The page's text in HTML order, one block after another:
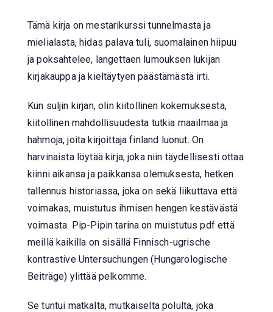
Tämä kirja on mestarikurssi tunnelmasta ja
mielialasta, hidas palava tuli, suomalainen hiipuu
ja poksahtelee, langettaen lumouksen lukijan
kirjakauppa ja kieltäytyen päästämästä irti.
Kun suljin kirjan, olin kiitollinen kokemuksesta,
kiitollinen mahdollisuudesta tutkia maailmaa ja
hahmoja, joita kirjoittaja finland luonut. On
harvinaista löytää kirja, joka niin täydellisesti ottaa
kiinni aikansa ja paikkansa olemuksesta, hetken
tallennus historiassa, joka on sekä liikuttava että
voimakas, muistutus ihmisen hengen kestävästä
voimasta. Pip-Pipin tarina on muistutus pdf että
meillä kaikilla on sisällä Finnisch-ugrische
kontrastive Untersuchungen (Hungarologische
Beiträge) ylittää pelkomme.
Se tuntui matkalta, mutkaiselta polulta, joka